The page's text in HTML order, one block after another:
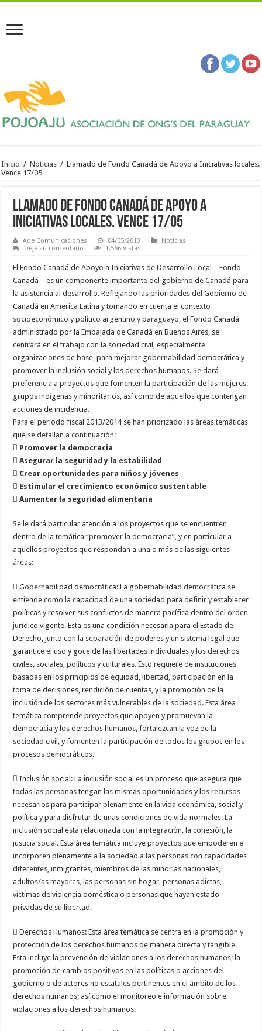
Inicio / Noticias / Llamado de Fondo Canadá de Apoyo a Iniciativas locales.
Vence 17/05
Llamado de Fondo Canadá de Apoyo a
Iniciativas locales. Vence 17/05
Ade Comunicaciones 04/05/2013
Noticias
Deje su comentario
1,566 Vistas
El Fondo Canadá de Apoyo a Iniciativas de Desarrollo Local – Fondo
Canadá – es un componente importante del gobierno de Canadá para
la asistencia al desarrollo. Reflejando las prioridades del Gobierno de
Canadá en America Latina y tomando en cuenta el contexto
socioeconómico y político argentino y paraguayo, el Fondo Canadá
administrado por la Embajada de Canadá en Buenos Aires, se
centrará en el trabajo con la sociedad civil, especialmente
organizaciones de base, para mejorar gobernabilidad democrática y
promover la inclusión social y los derechos humanos. Se dará
preferencia a proyectos que fomenten la participación de las mujeres,
grupos indígenas y minoritarios, así como de aquellos que contengan
acciones de incidencia.
Para el período fiscal 2013/2014 se han priorizado las áreas temáticas
que se detallan a continuación:
 Promover la democracia
 Asegurar la seguridad y la estabilidad
 Crear oportunidades para niños y jóvenes
 Estimular el crecimiento económico sustentable
 Aumentar la seguridad alimentaria
Se le dará particular atención a los proyectos que se encuentren
dentro de la temática “promover la democracia”, y en particular a
aquellos proyectos que respondan a una o más de las siguientes
áreas:
 Gobernabilidad democrática: La gobernabilidad democrática se
entiende como la capacidad de una sociedad para definir y establecer
políticas y resolver sus conflictos de manera pacífica dentro del orden
jurídico vigente. Esta es una condición necesaria para el Estado de
Derecho, junto con la separación de poderes y un sistema legal que
garantice el uso y goce de las libertades individuales y los derechos
civiles, sociales, políticos y culturales. Esto requiere de instituciones
basadas en los principios de equidad, libertad, participación en la
toma de decisiones, rendición de cuentas, y la promoción de la
inclusión de los sectores más vulnerables de la sociedad. Esta área
temática comprende proyectos que apoyen y promuevan la
democracia y los derechos humanos, fortalezcan la voz de la
sociedad civil, y fomenten la participación de todos los grupos en los
procesos democráticos.
 Inclusión social: La inclusión social es un proceso que asegura que
todas las personas tengan las mismas oportunidades y los recursos
necesarios para participar plenamente en la vida económica, social y
política y para disfrutar de unas condiciones de vida normales. La
inclusión social está relacionada con la integración, la cohesión, la
justicia social. Esta área temática incluye proyectos que empoderen e
incorporen plenamente a la sociedad a las personas con capacidades
diferentes, inmigrantes, miembros de las minorías nacionales,
adultos/as mayores, las personas sin hogar, personas adictas,
víctimas de violencia doméstica o personas que hayan estado
privadas de su libertad.
 Derechos Humanos: Esta área temática se centra en la promoción y
protección de los derechos humanos de manera directa y tangible.
Esta incluye la prevención de violaciones a los derechos humanos; la
promoción de cambios positivos en las políticas o acciones del
gobierno o de actores no estatales pertinentes en el ámbito de los
derechos humanos; así como el monitoreo e información sobre
violaciones a los derechos humanos.